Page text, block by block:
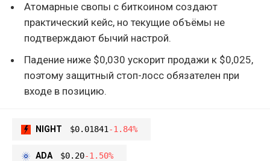
Атомарные свопы с биткоином создают
практический кейс, но текущие объёмы не
подтверждают бычий настрой.
Падение ниже $0,030 ускорит продажи к $0,025,
поэтому защитный стоп-лосс обязателен при
входе в позицию.
NIGHT $0.01841 -1.84%
ADA $0.20-1.50%